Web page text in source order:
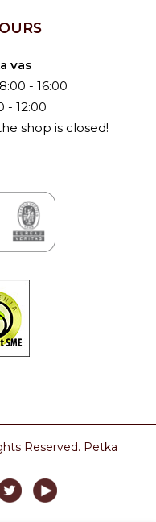
vas
- 16:00
- 12:00
shop is closed!
Reserved. Petka